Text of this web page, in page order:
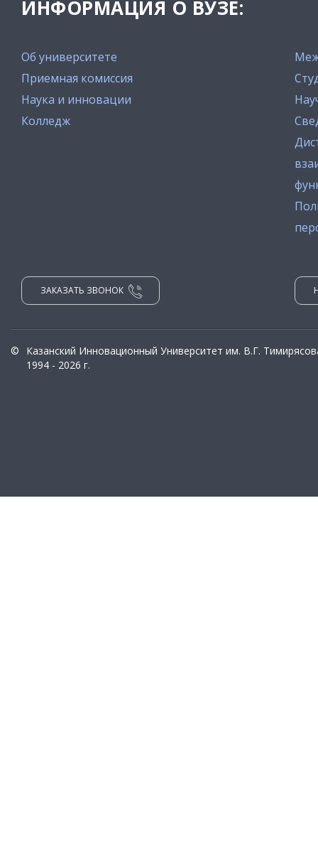
ИНФОРМАЦИЯ О ВУЗЕ:
Об университете
Приемная комиссия
Наука и инновации
Колледж
ЗАКАЗАТЬ ЗВОНОК
©
Казанский Инновационный Университет им. В.Г.
1994 - 2026 г.